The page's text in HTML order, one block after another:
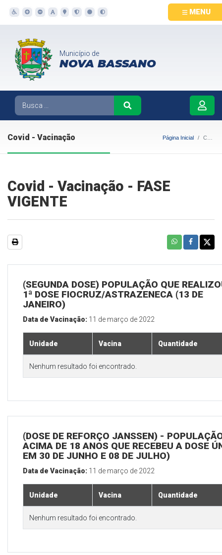
MENU
Município de
NOVA BASSANO
Covid - Vacinação Página Inicial Covid - Vacinação
Covid - Vacinação - FASE
VIGENTE
(SEGUNDA DOSE) POPULAÇÃO QUE
1ª DOSE FIOCRUZ/ASTRAZENECA (13 DE
JANEIRO)
Data de Vacinação: 11 de março de 2022
Unidade Vacina Quantidade
Nenhum resultado foi encontrado.
(DOSE DE REFORÇO JANSSEN) -
ACIMA DE 18 ANOS QUE RECEBEU A DOSE
EM 30 DE JUNHO E 08 DE JULHO)
Data de Vacinação: 11 de março de 2022
Unidade Vacina Quantidade
Nenhum resultado foi encontrado.